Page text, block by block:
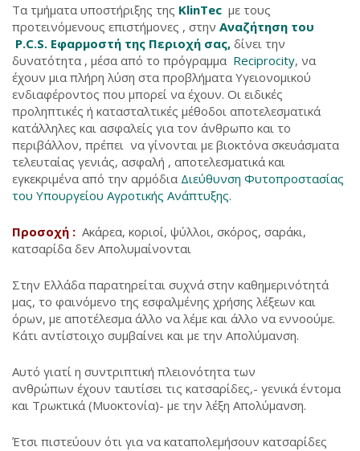
Τα τμήματα υποστήριξης της KlinTec με τους
προτεινόμενους επιστήμονες , στην Αναζήτηση του
P.C.S. Εφαρμοστή της Περιοχή σας, δίνει την
δυνατότητα , μέσα από το πρόγραμμα Reciprocity, να
έχουν μια πλήρη λύση στα προβλήματα Υγειονομικού
ενδιαφέροντος που μπορεί να έχουν. Οι ειδικές
προληπτικές ή κατασταλτικές μέθοδοι αποτελεσματικά
κατάλληλες και ασφαλείς για τον άνθρωπο και το
περιβάλλον, πρέπει να γίνονται με βιοκτόνα σκευάσματα
τελευταίας γενιάς, ασφαλή , αποτελεσματικά και
εγκεκριμένα από την αρμόδια Διεύθυνση Φυτοπροστασίας
του Υπουργείου Αγροτικής Ανάπτυξης.
Προσοχή : Ακάρεα, κοριοί, ψύλλοι, σκόρος, σαράκι,
κατσαρίδα δεν Απολυμαίνονται
Στην Ελλάδα παρατηρείται συχνά στην καθημερινότητά
μας, το φαινόμενο της εσφαλμένης χρήσης λέξεων και
όρων, με αποτέλεσμα άλλο να λέμε και άλλο να εννοούμε.
Κάτι αντίστοιχο συμβαίνει και με την Απολύμανση.
Αυτό γιατί η συντριπτική πλειονότητα των
ανθρώπων έχουν ταυτίσει τις κατσαρίδες,- γενικά έντομα
και Τρωκτικά (Μυοκτονία)- με την λέξη Απολύμανση.
Έτσι πιστεύουν ότι για να καταπολεμήσουν κατσαρίδες